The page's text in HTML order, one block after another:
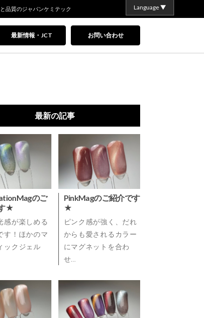
Language ▼
品質のジャパンケミテック
最新情報・JCT お問い合わせ
最新の記事
のご
★
感が楽しめる
す！ほかのマ
ックジェル
PinkMagのご紹介です
★
ピンク感が強く、だれ
からも愛されるカラー
にマグネットを合わ
せ…